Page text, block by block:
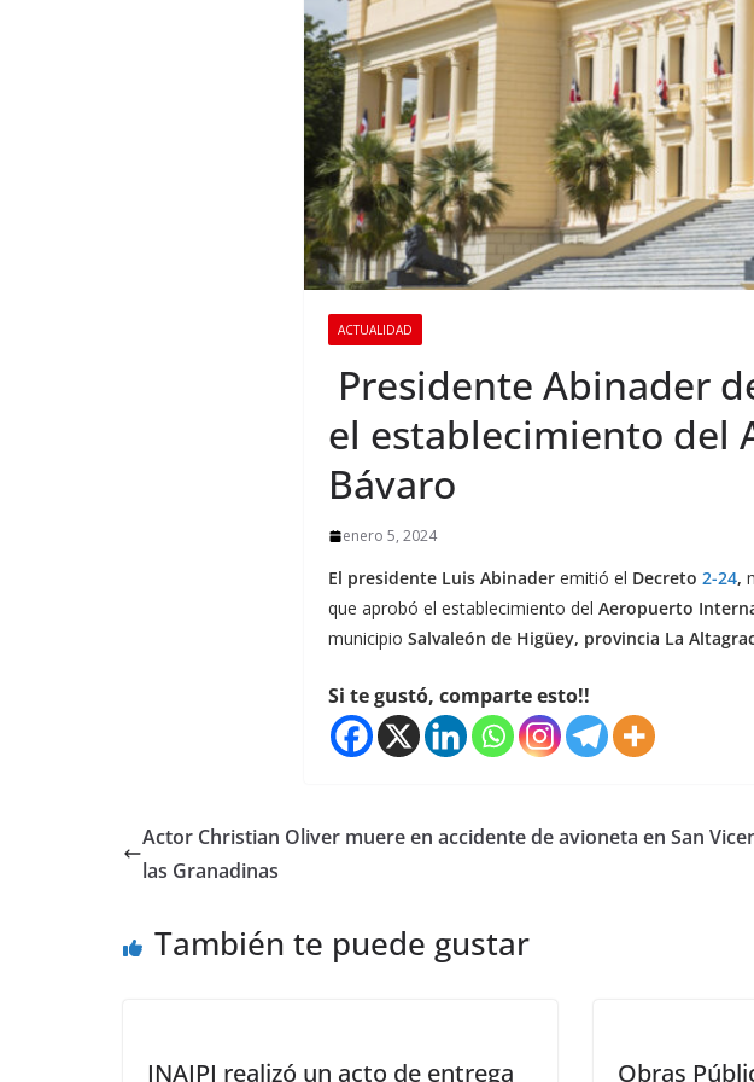
ACTUALIDAD
Presidente Abinader
el establecimiento del
Bávaro
enero 5, 2024
El presidente Luis Abinader emitió el Decreto 2-24,
que aprobó el establecimiento del Aeropuerto
municipio Salvaleón de Higüey, provincia La
Si te gustó, comparte esto!!
Actor Christian Oliver muere en accidente de avioneta en San
las Granadinas
También te puede gustar
INAIPI realizó un acto de entrega Obras